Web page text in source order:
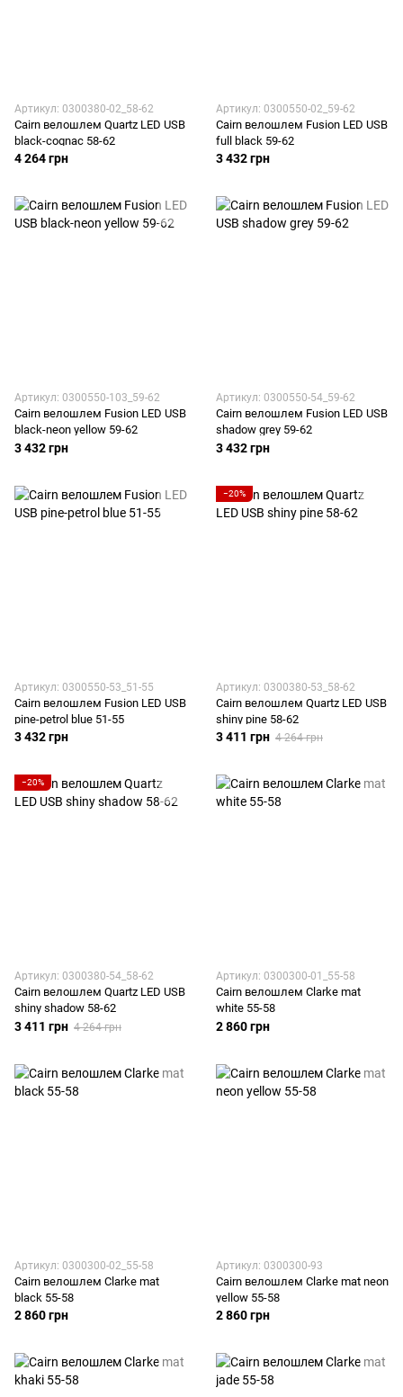
Артикул: 0300380-02_58-62
Cairn велошлем Quartz LED USB
black-cognac 58-62
4 264 грн
Артикул: 0300550-02_59-62
Cairn велошлем Fusion LED USB
full black 59-62
3 432 грн
Артикул: 0300550-103_59-62
Cairn велошлем Fusion LED USB
black-neon yellow 59-62
3 432 грн
Артикул: 0300550-54_59-62
Cairn велошлем Fusion LED USB
shadow grey 59-62
3 432 грн
Артикул: 0300550-53_51-55
Cairn велошлем Fusion LED USB
pine-petrol blue 51-55
3 432 грн
−20%
Артикул: 0300380-53_58-62
Cairn велошлем Quartz LED USB
shiny pine 58-62
3 411 грн 4 264 грн
−20%
Артикул: 0300380-54_58-62
Cairn велошлем Quartz LED USB
shiny shadow 58-62
3 411 грн 4 264 грн
Артикул: 0300300-01_55-58
Cairn велошлем Clarke mat
white 55-58
2 860 грн
Артикул: 0300300-02_55-58
Cairn велошлем Clarke mat
black 55-58
2 860 грн
Артикул: 0300300-93
Cairn велошлем Clarke mat neon
yellow 55-58
2 860 грн